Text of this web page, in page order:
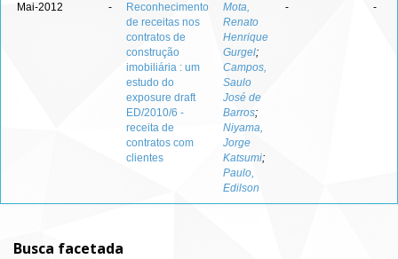
Mai-2012 -
Reconhecimento
de receitas nos
contratos de
construção
imobiliária : um
estudo do
exposure draft
ED/2010/6 -
receita de
contratos com
clientes
Mota,
Renato
Henrique
Gurgel;
Campos,
Saulo
José de
Barros;
Niyama,
Jorge
Katsumi;
Paulo,
Edilson
- -
Busca facetada